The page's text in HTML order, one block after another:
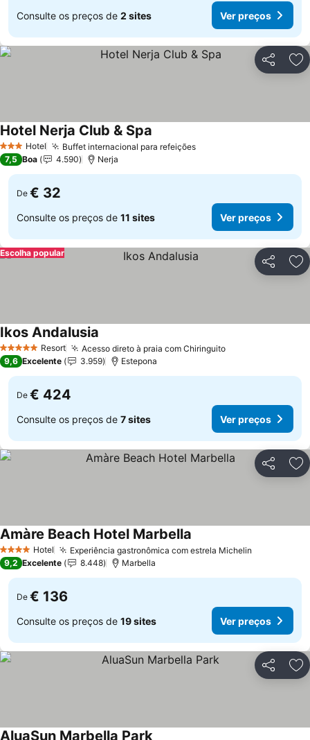
Consulte os preços de 2 sites Ver preços
Partilhar
3 EstrelasHotel Buffet internacional para refeiçõesVer preços
Hotel Nerja Club & Spa
7,5 Boa 4.590 Nerja
De € 32
Consulte os preços de 11 sites Ver preços
Partilhar
Escolha popular
5 Estrelas Resort Acesso direto à praia com ChiringuitoVer preços
Ikos Andalusia
9,6 Excelente 3.959 Estepona
De € 424
Consulte os preços de 7 sites Ver preços
Partilhar
4 EstrelasHotel Experiência gastronômica com estrela Michelin
Amàre Beach Hotel Marbella
9,2 Excelente 8.448 Marbella
De € 136
Consulte os preços de 19 sites Ver preços
Partilhar
AluaSun Marbella Park